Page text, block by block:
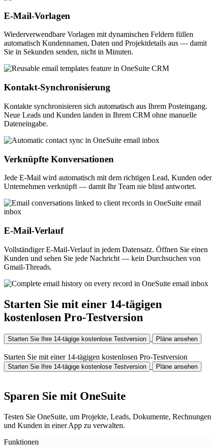
E-Mail-Vorlagen
Wiederverwendbare Vorlagen mit dynamischen Feldern füllen
automatisch Kundennamen, Daten und Projektdetails aus — damit
Sie in Sekunden senden, nicht in Minuten.
Kontakt-Synchronisierung
Kontakte synchronisieren sich automatisch aus Ihrem Posteingang.
Neue Leads und Kunden landen in Ihrem CRM ohne manuelle
Dateneingabe.
Verknüpfte Konversationen
Jede E-Mail wird automatisch mit dem richtigen Lead, Kunden oder
Unternehmen verknüpft — damit Ihr Team nie blind antwortet.
E-Mail-Verlauf
Vollständiger E-Mail-Verlauf in jedem Datensatz. Öffnen Sie einen
Kunden und sehen Sie jede Nachricht — kein Durchsuchen von
Gmail-Threads.
Starten Sie mit einer 14-tägigen
kostenlosen Pro-Testversion
Starten Sie Ihre 14-tägige kostenlose Testversion Pläne ansehen
Starten Sie mit einer 14-tägigen kostenlosen Pro-Testversion
Starten Sie Ihre 14-tägige kostenlose Testversion Pläne ansehen
Sparen Sie mit OneSuite
Testen Sie OneSuite, um Projekte, Leads, Dokumente, Rechnungen
und Kunden in einer App zu verwalten.
Funktionen